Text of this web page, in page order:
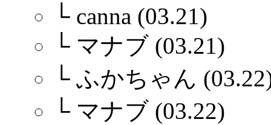
└ canna (03.21)
└ マナブ (03.21)
└ ふかちゃん
└ マナブ (03.22)